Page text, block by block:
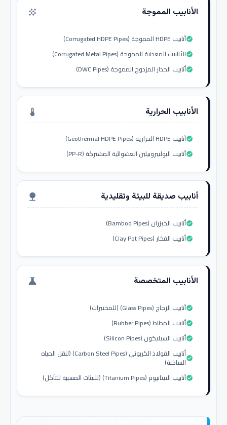
الأنابيب المموجة grain
أنابيب HDPE المموجة (Corrugated HDPE Pipes)check_circle
الأنابيب المعدنية المموجة (Corrugated Metal Pipes)check_circle
أنابيب الجدار المزدوج المموجة (DWC Pipes)check_circle
الأنابيب الحرارية thermostat
أنابيب HDPE الحرارية (Geothermal HDPE Pipes)check_circle
أنابيب البوليبروبيلين العشوائية المشتركة (PP-R)check_circle
أنابيب صديقة للبيئة وتقليدية nature
أنابيب الخيزران (Bamboo Pipes)check_circle
أنابيب الفخار (Clay Pot Pipes)check_circle
الأنابيب المتخصصة science
أنابيب الزجاج (Glass Pipes) (للمختبرات)check_circle
أنابيب المطاط (Rubber Pipes)check_circle
أنابيب السيليكون (Silicon Pipes)check_circle
أنابيب الفولاذ الكربوني (Carbon Steel Pipes) (لنقل المياه
الساخنة)check_circle
أنابيب التيتانيوم (Titanium Pipes) (للبيئات المسببة للتآكل)check_circle